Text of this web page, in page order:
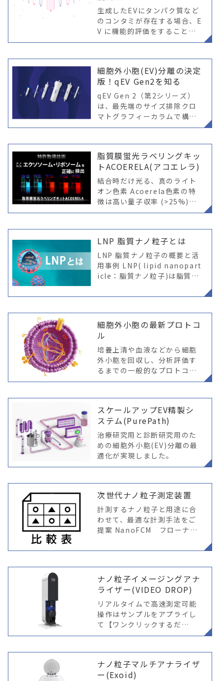
生成したEVにタンパク質など
のコンタミが存在する場合、E
V に機能的評価をすることは
不可能です。同様に、バイオ
探索的なオミクス解析の場
合、汚染物質の存在によりシ
グナ
細胞外小胞(EV)分離の決定
版！qEV Gen2を知る
qEV Gen 2（第2シリーズ）
は、最先端のサイズ排除クロ
マトグラフィーカラムで構成
されています。EV分離におけ
外小胞 (EV) の分離用に特別
開発された次世代高性能樹脂
で
脂質膜蛍光ラベリングキッ
トACOERELA(アコエレラ)
結合時だけ光る、真のライト
オン色素 Acoerela色素の特
徴は高い量子収率 (>25%)と
特異性にあります。蛍光色素
にのみ蛍光強度の大幅な増加
が観察され、その際に色素
LNP 脂質ナノ粒子とは
LNP 脂質ナノ粒子の概要と活
用事例 LNP( lipid nanopart
icle：脂質ナノ粒子)は脂質を
子であり、DDS(drug delive
細胞外小胞の最新プロトコ
ル
培養上清や血液などから細胞
外小胞を回収し、分析評価す
るまでの一般的なプロトコル
をはじめ、現状実施されてい
する方法やその保管までの事
例をご紹介。
スケールアップEV精製シ
ステム(PurePath)
治療研究用と診断研究用のた
めの細胞外小胞(EV)分離の最
適化が実現しました。
次世代ナノ粒子測定装置
計測するナノ粒子と用途に合
わせて、最適な計測手法をご
提案 NanoFCM フローナノ
計測装置登場！ “ナノフロー
ナノ粒子イメージングアナ
ライザー(VIDEO DROP)
リアルタイムで高速測定可能
操作はサンプルをアプライし
て【ワンクリックするだ
け！】ナノ粒子のサイズ分布
測可能
ナノ粒子マルチアナライザ
ー(Exoid)